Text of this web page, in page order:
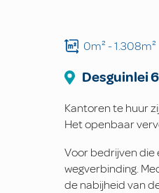
0m²- 1.308m²
Desguinlei6
Kantoren te huur
Het openbaar
Voor bedrijven die
wegverbinding.
de nabijheid van